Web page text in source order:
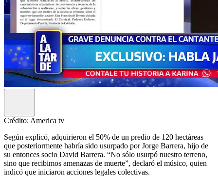
Crédito: America tv
Según explicó, adquirieron el 50% de un predio de 120 hectáreas
que posteriormente habría sido usurpado por Jorge Barrera, hijo de
su entonces socio David Barrera. “No sólo usurpó nuestro terreno,
sino que recibimos amenazas de muerte”, declaró el músico, quien
indicó que iniciaron acciones legales colectivas.